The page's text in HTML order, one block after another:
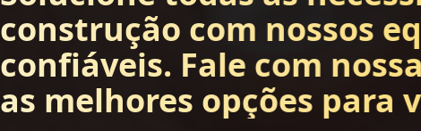
construção com nossos
confiáveis. Fale com
as melhores opções para